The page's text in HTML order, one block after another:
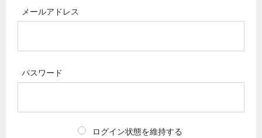
メールアドレス
パスワード
ログイン状態を維持する